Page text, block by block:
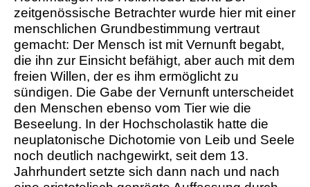
zeitgenössische Betrachter wurde hier mit einer
menschlichen Grundbestimmung vertraut
gemacht: Der Mensch ist mit Vernunft begabt,
die ihn zur Einsicht befähigt, aber auch mit dem
freien Willen, der es ihm ermöglicht zu
sündigen. Die Gabe der Vernunft unterscheidet
den Menschen ebenso vom Tier wie die
Beseelung. In der Hochscholastik hatte die
neuplatonische Dichotomie von Leib und Seele
noch deutlich nachgewirkt, seit dem 13.
Jahrhundert setzte sich dann nach und nach